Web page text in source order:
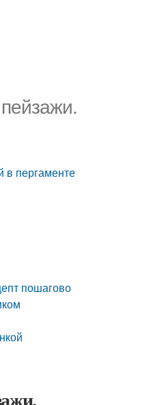
в пергаменте
пошагово